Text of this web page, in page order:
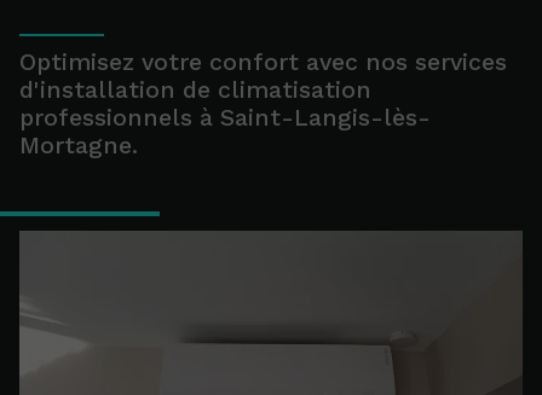
Optimisez votre confort avec nos services
d'installation de climatisation
professionnels à Saint-Langis-lès-
Mortagne.